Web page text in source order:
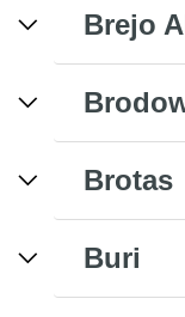
Brejo
Brotas
Buri